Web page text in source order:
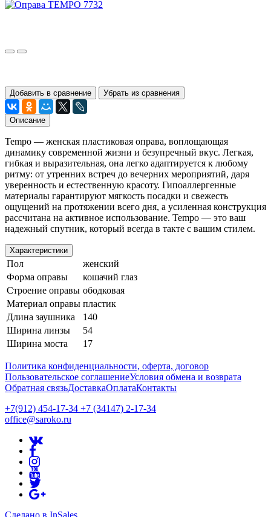
Добавить в сравнение Убрать из сравнения
Описание
Tempo — женская пластиковая оправа, воплощающая
динамику современной жизни и безупречный вкус. Легкая,
гибкая и выразительная, она легко адаптируется к любому
ритму: от утренних встреч до вечерних мероприятий, даря
уверенность и естественную красоту. Гипоаллергенные
материалы гарантируют мягкость посадки и свежесть
ощущений на протяжении всего дня, а усиленная конструкция
рассчитана на активное использование. Tempo — это ваш
надежный спутник, который всегда в такте с вашим стилем.
Характеристики
Пол
женский
Форма оправы
кошачий глаз
Строение оправы ободковая
Материал оправы пластик
Длина заушника
140
Ширина линзы
54
Ширина моста
17
Политика конфиденциальности, оферта, договор
Пользовательское соглашениеУсловия обмена и возврата
Обратная связьДоставкаОплатаКонтакты
+7(912) 454-17-34 +7 (34147) 2-17-34
office@saroko.ru
Сделано в InSales